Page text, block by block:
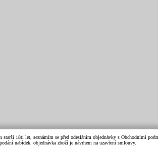
18ti let, seznámím se před odesláním objednávky s Obchodními
nabídek. objednávka zboží je návrhem na uzavření smlouvy.